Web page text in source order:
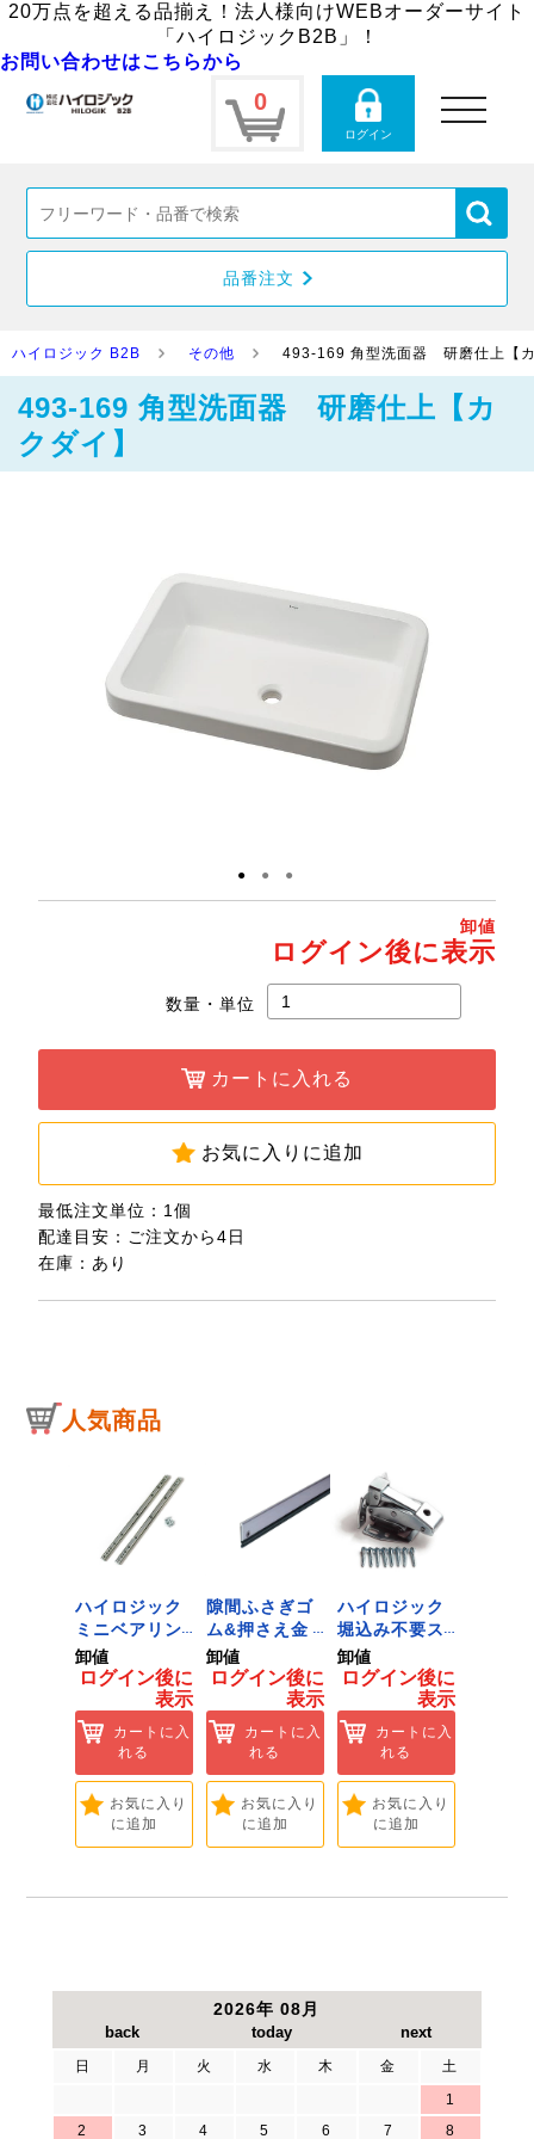
20万点を超える品揃え！法人様向けWEBオーダーサイト
「ハイロジックB2B」！
お問い合わせはこちらから
0
ログイン
toggle
navigation
品番注文
ハイロジック B2B その他 493-169 角型洗面器 研磨仕上【
493-169 角型洗面器 研磨仕上【カ
クダイ】
● ● ●
卸値
ログイン後に表示
数量・単位
カートに入れる
お気に入りに追加
最低注文単位：1個
配達目安：ご注文から4日
在庫：あり
人気商品
ハイロジック
ミニベアリン
グタイプ 310
ミリ 72958
Hardware]
卸値
ログイン後に
表示
カートに入
れる
お気に入り
に追加
隙間ふさぎゴ
ム&押さえ金
物 72909
卸値
ログイン後に
表示
カートに入
れる
お気に入り
に追加
ハイロジック
堀込み不要ス
ライド蝶番S
無兼用 P-726
Hardware]
卸値
ログイン後に
表示
カートに入
れる
お気に入り
に追加
2026年 08月
日 月 火 水 木 金
土
1
2
3 4 5 6 7 8